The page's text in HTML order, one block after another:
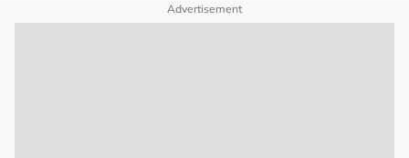
Advertisement